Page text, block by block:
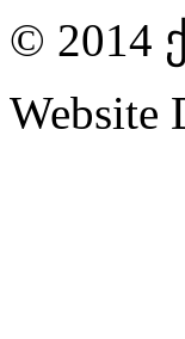
© 2014
Website